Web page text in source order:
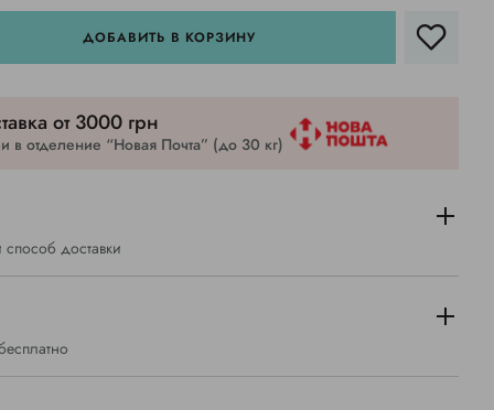
ДОБАВИТЬ В КОРЗИНУ
от 3000 грн
в отделение “Новая Почта” (до 30 кг)
доставки